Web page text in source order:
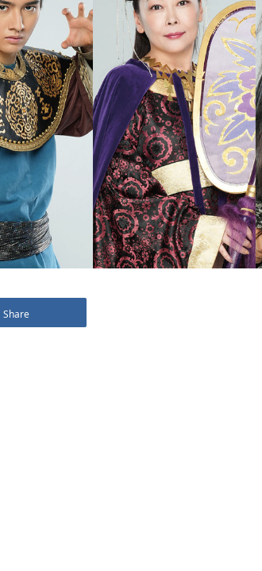
Share